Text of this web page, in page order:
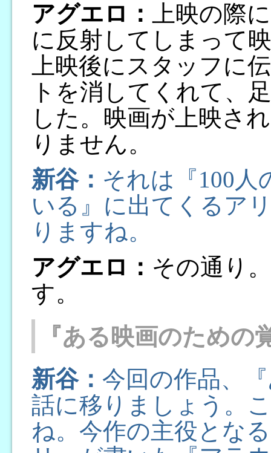
アグエロ：
上映の際
に反射してしまって
上映後にスタッフに
トを消してくれて、
した。映画が上映さ
りません。
新谷： それは『100人
いる』に出てくるア
りますね。
アグエロ： その通り
す。
『ある映画のため
新谷： 今回の作品、
話に移りましょう。
ね。今作の主役とな